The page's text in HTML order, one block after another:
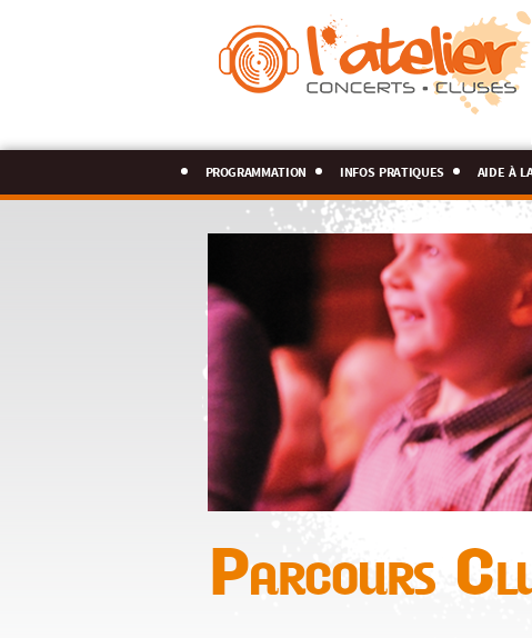
programmation infos pratiques aide à
Parcours